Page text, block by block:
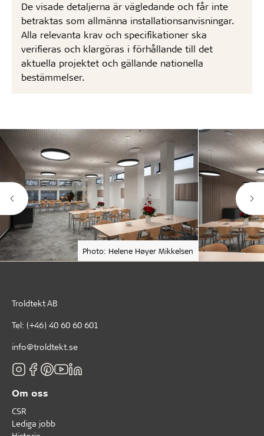
De visade detaljerna är vägledande och får inte
betraktas som allmänna installationsanvisningar.
Alla relevanta krav och specifikationer ska
verifieras och klargöras i förhållande till det
aktuella projektet och gällande nationella
bestämmelser.
Photo: Helene Høyer Mikkelsen
Troldtekt AB
Tel: (+46) 40 60 60 601
info@troldtekt.se
Om oss
CSR
Lediga jobb